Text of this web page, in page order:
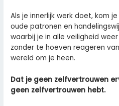
Als je innerlijk werk doet, kom
oude patronen en
waarbij je in alle veiligheid
zonder te hoeven reageren
wereld om je heen.
Dat je geen zelfvertrouwen
geen zelfvertrouwen hebt.